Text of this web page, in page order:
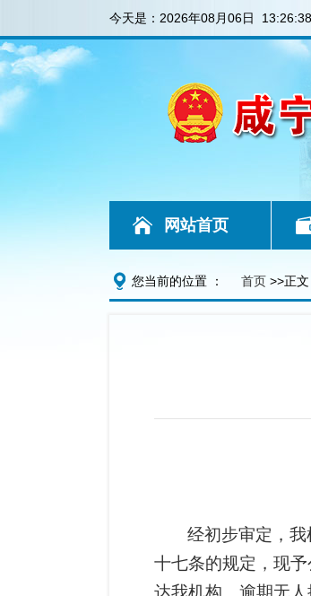
今天是： 2026年08月06日
网站首页
您当前的位置 ： 首页 >>正文
经初步审定，我
十七条的规定，现
达我机构。逾期无